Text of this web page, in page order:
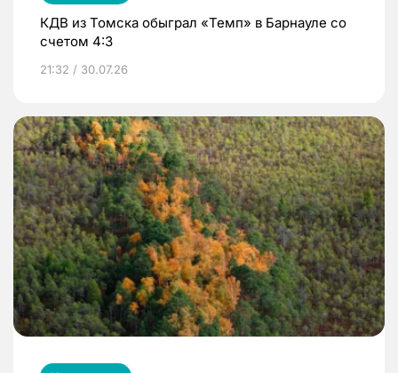
КДВ из Томска обыграл «Темп» в Барнауле со
счетом 4:3
21:32 / 30.07.26